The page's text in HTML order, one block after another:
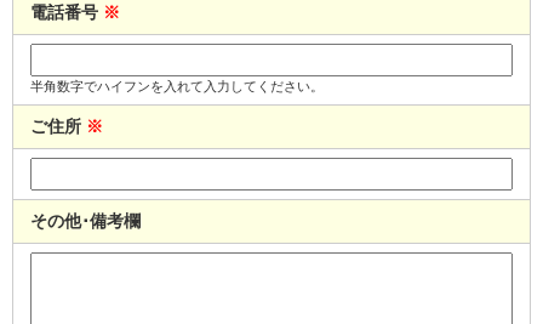
電話番号 ※
半角数字でハイフンを入れて入力してください。
ご住所 ※
その他･備考欄